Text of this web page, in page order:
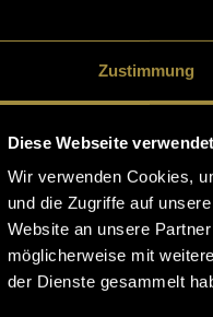
Zustimmung
Diese Webseite
Wir verwenden Cookies,
und die Zugriffe auf
Website an unsere
möglicherweise mit
der Dienste gesammelt
Hier einige